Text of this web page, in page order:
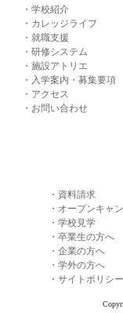
学校紹介
カレッジライフ
就職支援
研修システム
施設アトリエ
入学案内・募集要項
アクセス
お問い合わせ
資料請求
オープンキャ
学校見学
卒業生の方へ
企業の方へ
学外の方へ
サイトポリシー